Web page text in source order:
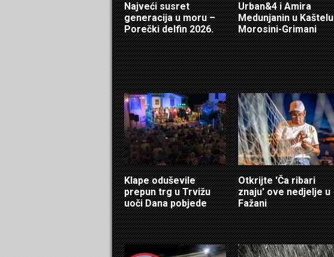
Najveći susret
generacija u moru –
Porečki delfin 2026.
Urban&4 i Amira
Medunjanin u Kaštelu
Morosini-Grimani
Klape oduševile
prepun trg u Trvižu
uoči Dana pobjede
Otkrijte 'Ča ribari
znaju' ove nedjelje u
Fažani